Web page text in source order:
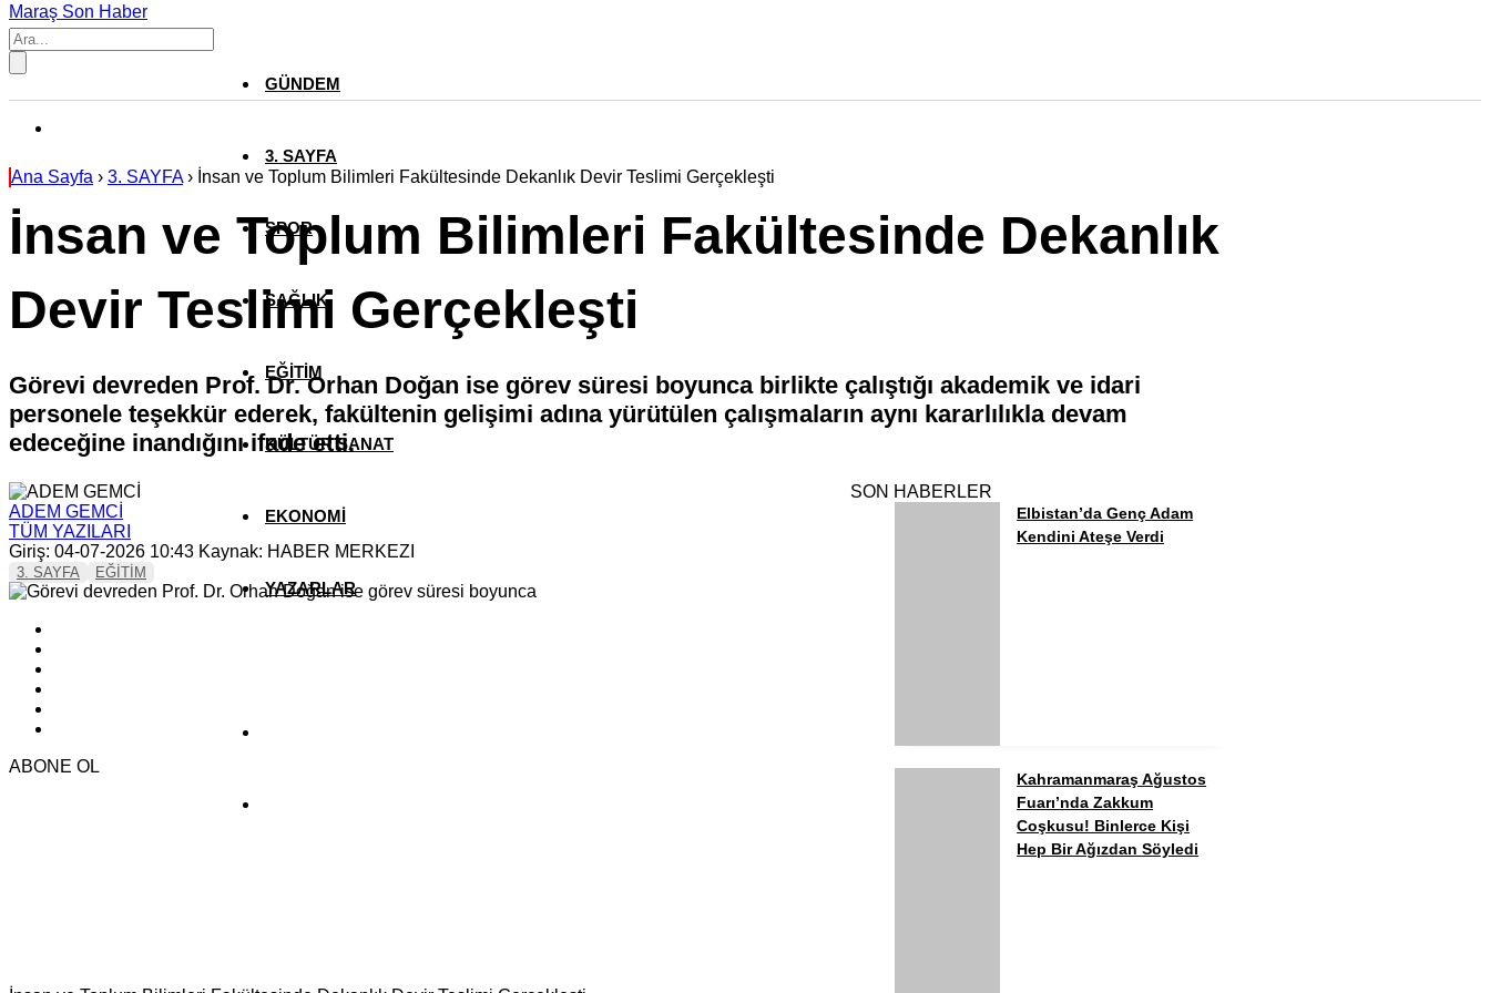
Maraş Son Haber
GÜNDEM
3. SAYFA
SPOR
SAĞLIK
EĞİTİM
KÜLTÜR SANAT
EKONOMİ
YAZARLAR
Ana Sayfa › 3. SAYFA› İnsan ve Toplum Bilimleri Fakültesinde Dekanlık Devir Teslimi Gerçekleşti
İnsan ve Toplum Bilimleri Fakültesinde Dekanlık
Devir Teslimi Gerçekleşti
Görevi devreden Prof. Dr. Orhan Doğan ise görev süresi boyunca birlikte çalıştığı akademik ve idari
personele teşekkür ederek, fakültenin gelişimi adına yürütülen çalışmaların aynı kararlılıkla devam
edeceğine inandığını ifade etti.
ADEM GEMCİ
TÜM YAZILARI
Giriş: 04-07-2026 10:43 Kaynak: HABER MERKEZI
3. SAYFA EĞİTİM
ABONE OL
SON HABERLER
Elbistan’da Genç Adam
Kendini Ateşe Verdi
Kahramanmaraş Ağustos
Fuarı’nda Zakkum
Coşkusu! Binlerce Kişi
Hep Bir Ağızdan Söyledi